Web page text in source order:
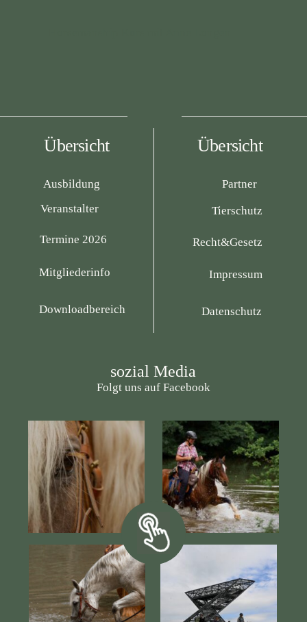
Übersicht Übersicht
sozial Media
Folgt uns auf Facebook
Veranstalter
Partner
Ausbildung
Tierschutz
Recht&Gesetz
Termine 2026
Mitgliederinfo Impressum
Downloadbereich Datenschutz